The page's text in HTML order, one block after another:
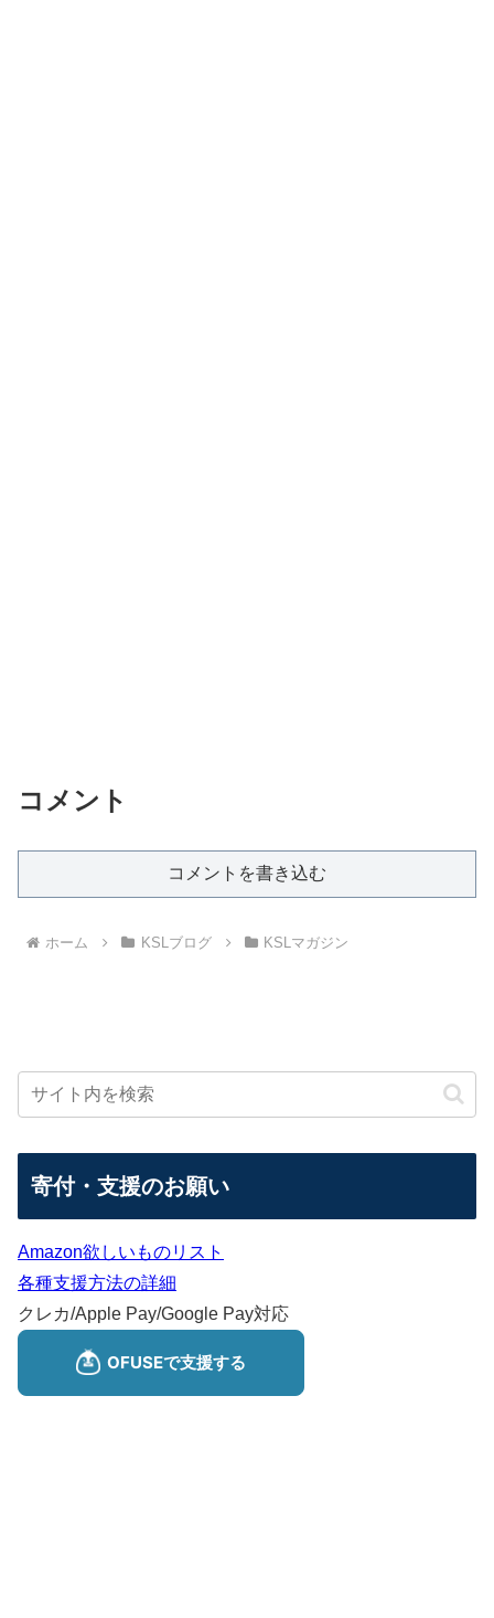
コメント
コメントを書き込む
ホーム KSLブログ KSLマガジン
寄付・支援のお願い
Amazon欲しいものリスト
各種支援方法の詳細
クレカ/Apple Pay/Google Pay対応